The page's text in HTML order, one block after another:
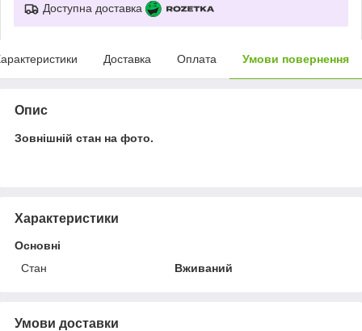
Доступна доставка
Доставка Оплата Умови повернення
Опис
Зовнішній стан на фото.
Характеристики
Основні
Стан
Вживаний
Умови доставки